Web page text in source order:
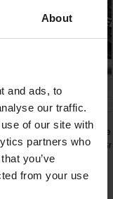
About
and ads, to
our traffic.
of our site with
partners who
you’ve
from your use
ej för stora och
60 dagar.
gäller inte för
på beställning.
999 kr
Raven Airborne
Crosshjälm +
Crossglasögon